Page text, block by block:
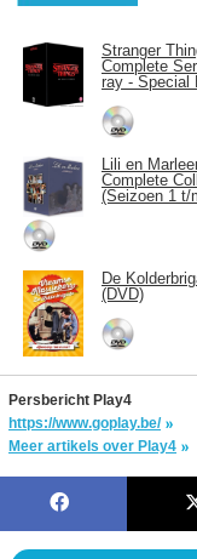
Stranger
Complete
ray - Special
Lili en
Complete
(Seizoen 1 t/
De
(DVD)
Persbericht Play4
https://www.goplay.be/
Meer artikels over Play4